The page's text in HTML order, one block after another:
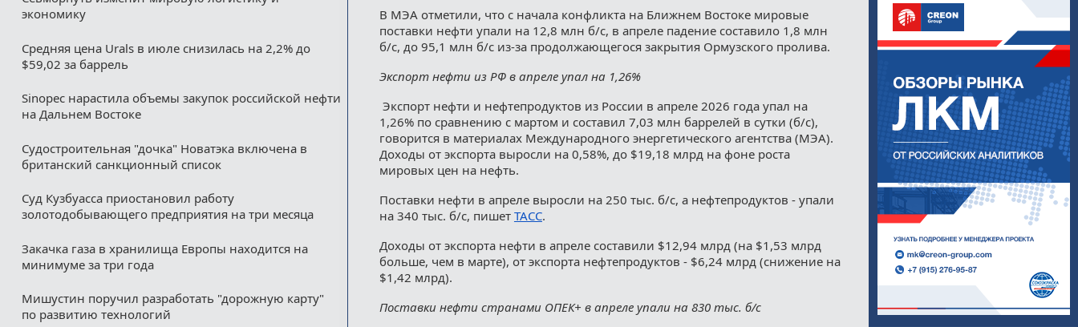
экономику
Средняя цена Urals в июле снизилась на 2,2% до
$59,02 за баррель
Sinopec нарастила объемы закупок российской нефти
на Дальнем Востоке
Судостроительная "дочка" Новатэка включена в
британский санкционный список
Суд Кузбуасса приостановил работу
золотодобывающего предприятия на три месяца
Закачка газа в хранилища Европы находится на
минимуме за три года
Мишустин поручил разработать "дорожную карту"
по развитию технологий
В МЭА отметили, что с начала конфликта на Ближнем Востоке мировые
поставки нефти упали на 12,8 млн б/с, в апреле падение составило 1,8 млн
б/с, до 95,1 млн б/с из-за продолжающегося закрытия Ормузского пролива.
Экспорт нефти из РФ в апреле упал на 1,26%
Экспорт нефти и нефтепродуктов из России в апреле 2026 года упал на
1,26% по сравнению с мартом и составил 7,03 млн баррелей в сутки (б/с),
говорится в материалах Международного энергетического агентства (МЭА).
Доходы от экспорта выросли на 0,58%, до $19,18 млрд на фоне роста
мировых цен на нефть.
Поставки нефти в апреле выросли на 250 тыс. б/с, а нефтепродуктов - упали
на 340 тыс. б/с, пишет ТАСС.
Доходы от экспорта нефти в апреле составили $12,94 млрд (на $1,53 млрд
больше, чем в марте), от экспорта нефтепродуктов - $6,24 млрд (снижение на
$1,42 млрд).
Поставки нефти странами ОПЕК+ в апреле упали на 830 тыс. б/с